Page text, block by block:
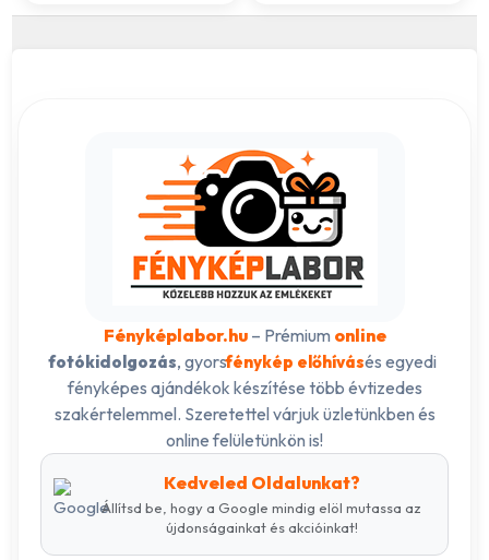
Fényképlabor.hu– Prémium online
fotókidolgozás, gyorsfénykép előhívásés egyedi
fényképes ajándékok készítése több évtizedes
szakértelemmel. Szeretettel várjuk üzletünkben és
online felületünkön is!
Kedveled Oldalunkat?
Állítsd be, hogy a Google mindig elöl mutassa az
újdonságainkat és akcióinkat!